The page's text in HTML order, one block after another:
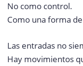
No como control.
Como una forma
Las entradas no
Hay movimientos